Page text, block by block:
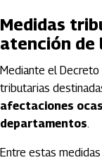
Medidas
atención de
Mediante el
tributarias
afectaciones
departamentos.
Entre estas